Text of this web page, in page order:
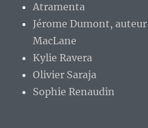
Atramenta
Jérome Dumont,
MacLane
Kylie Ravera
Olivier Saraja
Sophie Renaudin